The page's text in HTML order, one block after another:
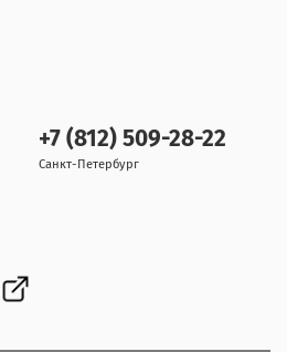
+7 (812) 509-28-22
Санкт-Петербург